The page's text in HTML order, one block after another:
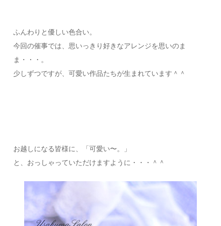
ふんわりと優しい色合い。
今回の催事では、思いっきり好きなアレンジを思いのま
ま・・・。
少しずつですが、可愛い作品たちが生まれています＾＾
お越しになる皆様に、「可愛い〜。」
と、おっしゃっていただけますように・・・＾＾